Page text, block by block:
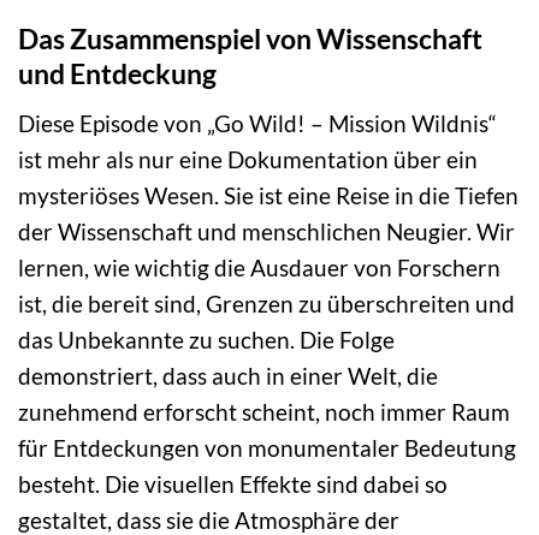
Das Zusammenspiel von Wissenschaft
und Entdeckung
Diese Episode von „Go Wild! – Mission Wildnis“
ist mehr als nur eine Dokumentation über ein
mysteriöses Wesen. Sie ist eine Reise in die Tiefen
der Wissenschaft und menschlichen Neugier. Wir
lernen, wie wichtig die Ausdauer von Forschern
ist, die bereit sind, Grenzen zu überschreiten und
das Unbekannte zu suchen. Die Folge
demonstriert, dass auch in einer Welt, die
zunehmend erforscht scheint, noch immer Raum
für Entdeckungen von monumentaler Bedeutung
besteht. Die visuellen Effekte sind dabei so
gestaltet, dass sie die Atmosphäre der